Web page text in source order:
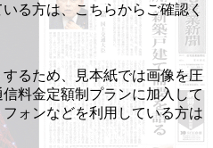
る方は、こちらからご確認く
るため、見本紙では画像を圧
料金定額制プランに加入して
ォンなどを利用している方は